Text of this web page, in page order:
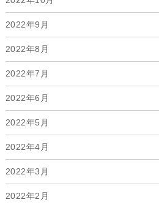
2022年9月
2022年8月
2022年7月
2022年6月
2022年5月
2022年4月
2022年3月
2022年2月